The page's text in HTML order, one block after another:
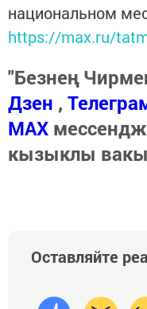
национальном
https://max.ru/
"Безнең
Дзен ,
МАХ
кызыклы
Оставляйте